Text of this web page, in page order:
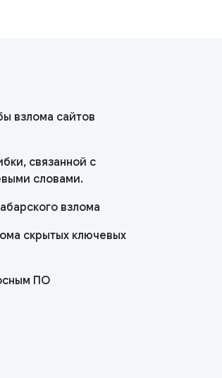
взлома сайтов
связанной с
словами.
взлома
скрытых ключевых
ПО